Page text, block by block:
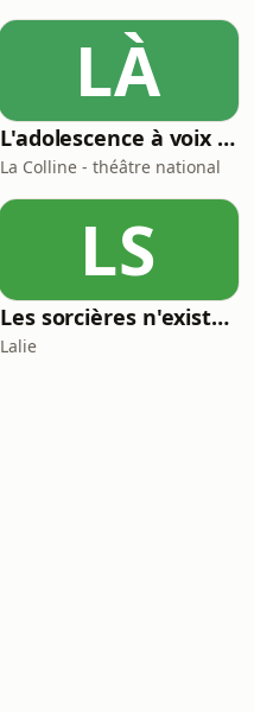
LÀ
L'adolescence à voix haute
La Colline - théâtre national
LS
Les sorcières n'existent pas
Lalie